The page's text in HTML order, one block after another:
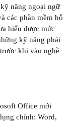
năng ngoại ngữ
các phần mềm hỗ
hiểu được mức
kỹ năng phải
khi vào nghề
Office mới
chính: Word,